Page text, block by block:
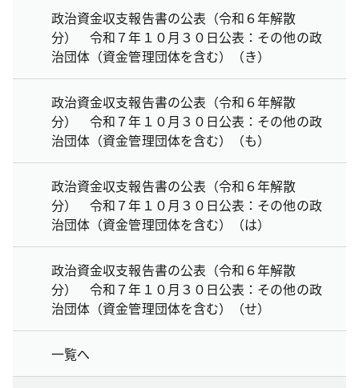
政治資金収支報告書の公表（令和６年解散
分） 令和７年１０月３０日公表：その他の政
治団体（資金管理団体を含む）（き）
政治資金収支報告書の公表（令和６年解散
分） 令和７年１０月３０日公表：その他の政
治団体（資金管理団体を含む）（も）
政治資金収支報告書の公表（令和６年解散
分） 令和７年１０月３０日公表：その他の政
治団体（資金管理団体を含む）（は）
政治資金収支報告書の公表（令和６年解散
分） 令和７年１０月３０日公表：その他の政
治団体（資金管理団体を含む）（せ）
一覧へ